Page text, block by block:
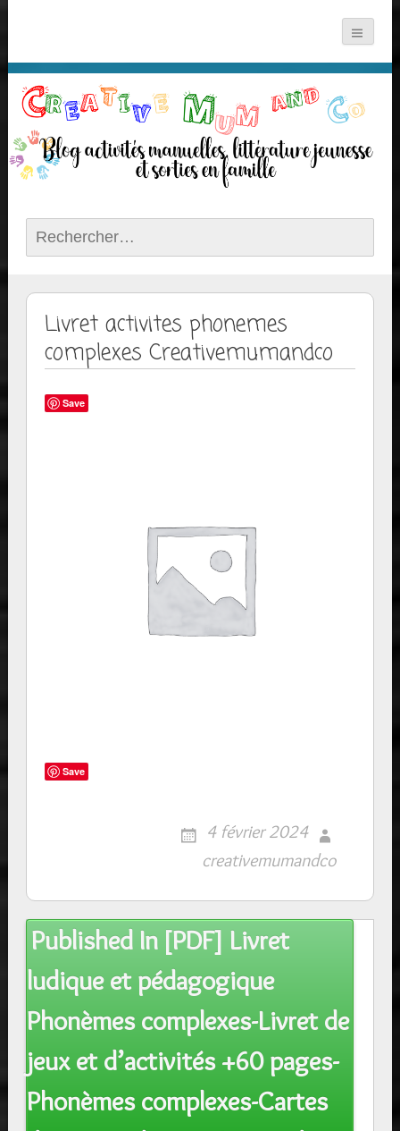
Rechercher :
Livret activites phonemes
complexes Creativemumandco
Save
Save
4 février 2024
creativemumandco
Post
navigation
Published In [PDF] Livret
ludique et pédagogique
Phonèmes complexes-Livret de
jeux et d’activités +60 pages-
Phonèmes complexes-Cartes